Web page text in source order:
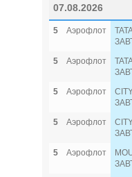
07.08.2026
5 Аэрофлот
5
Аэрофлот
5
Аэрофлот
5
Аэрофлот
5
Аэрофлот